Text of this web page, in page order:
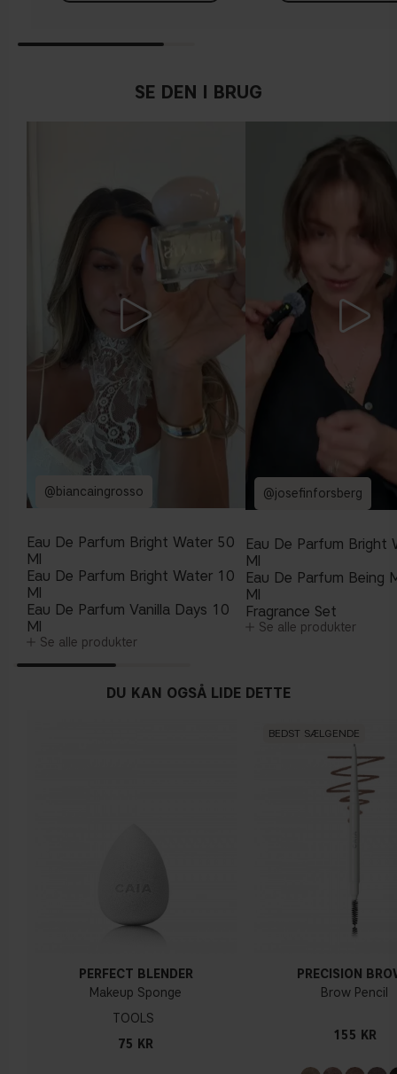
SE DEN I BRUG
@biancaingrosso
Eau De Parfum Bright Water 50
Ml
Eau De Parfum Bright Water 10
Ml
Eau De Parfum Vanilla Days 10
Ml
Se alle produkter
@josefinforsberg
Eau De Parfum Bright
Ml
Eau De Parfum Being
Ml
Fragrance Set
Se alle produkter
DU KAN OGSÅ LIDE DETTE
PERFECT BLENDER
Makeup Sponge
TOOLS
75 KR
BEDST SÆLGENDE
PRECISION
Brow Pencil
155 KR